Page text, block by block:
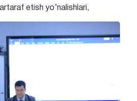
etish yo‘nalishlari,